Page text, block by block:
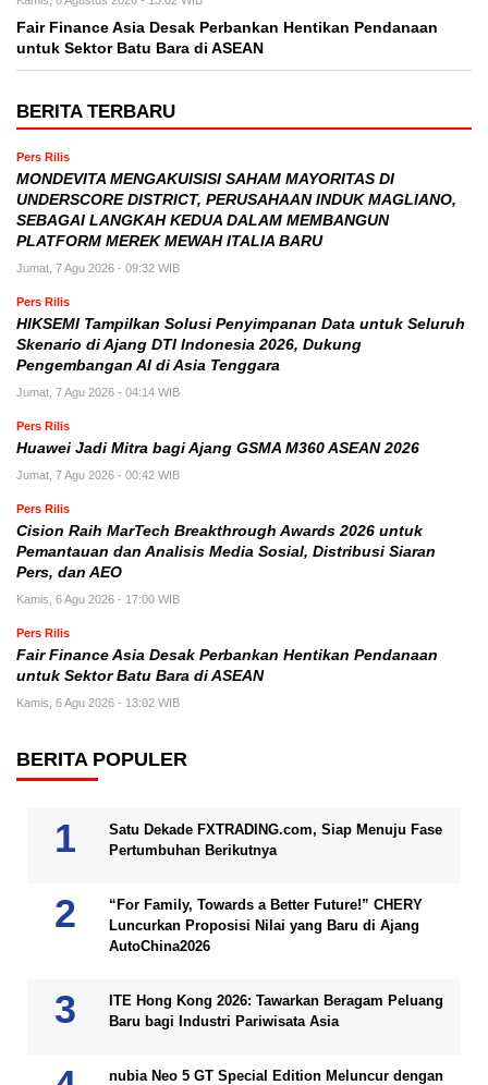
Fair Finance Asia Desak Perbankan Hentikan Pendanaan
untuk Sektor Batu Bara di ASEAN
BERITA TERBARU
Pers Rilis
MONDEVITA MENGAKUISISI SAHAM MAYORITAS DI
UNDERSCORE DISTRICT, PERUSAHAAN INDUK MAGLIANO,
SEBAGAI LANGKAH KEDUA DALAM MEMBANGUN
PLATFORM MEREK MEWAH ITALIA BARU
Jumat, 7 Agu 2026 - 09:32 WIB
Pers Rilis
HIKSEMI Tampilkan Solusi Penyimpanan Data untuk Seluruh
Skenario di Ajang DTI Indonesia 2026, Dukung
Pengembangan AI di Asia Tenggara
Jumat, 7 Agu 2026 - 04:14 WIB
Pers Rilis
Huawei Jadi Mitra bagi Ajang GSMA M360 ASEAN 2026
Jumat, 7 Agu 2026 - 00:42 WIB
Pers Rilis
Cision Raih MarTech Breakthrough Awards 2026 untuk
Pemantauan dan Analisis Media Sosial, Distribusi Siaran
Pers, dan AEO
Kamis, 6 Agu 2026 - 17:00 WIB
Pers Rilis
Fair Finance Asia Desak Perbankan Hentikan Pendanaan
untuk Sektor Batu Bara di ASEAN
Kamis, 6 Agu 2026 - 13:02 WIB
BERITA POPULER
Satu Dekade FXTRADING.com, Siap Menuju Fase
Pertumbuhan Berikutnya
“For Family, Towards a Better Future!” CHERY
Luncurkan Proposisi Nilai yang Baru di Ajang
AutoChina2026
ITE Hong Kong 2026: Tawarkan Beragam Peluang
Baru bagi Industri Pariwisata Asia
nubia Neo 5 GT Special Edition Meluncur dengan